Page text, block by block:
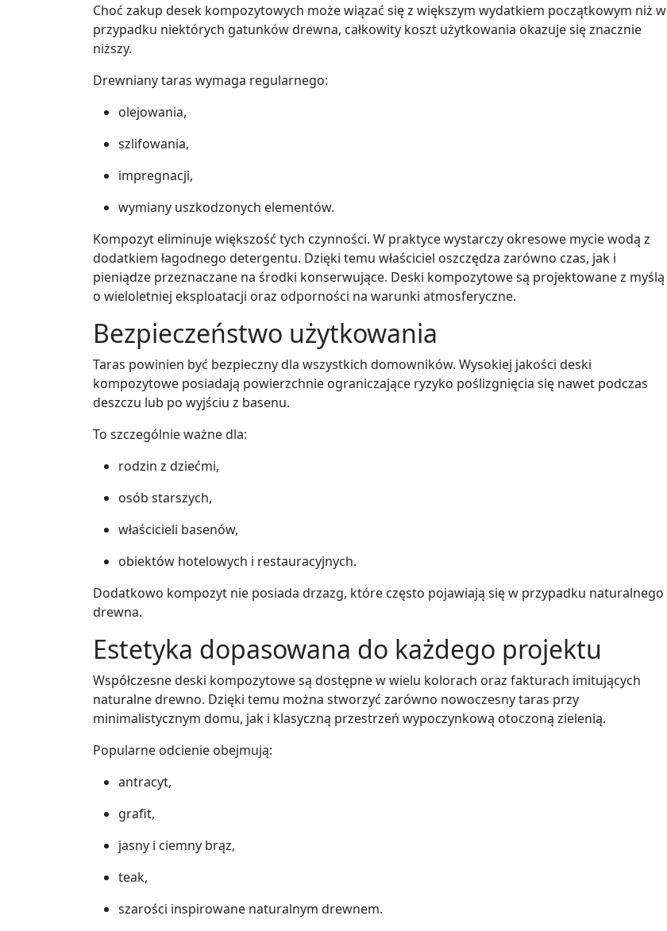
Choć zakup desek kompozytowych może wiązać się z większym wydatkiem początkowym niż w
przypadku niektórych gatunków drewna, całkowity koszt użytkowania okazuje się znacznie
niższy.
Drewniany taras wymaga regularnego:
olejowania,
szlifowania,
impregnacji,
wymiany uszkodzonych elementów.
Kompozyt eliminuje większość tych czynności. W praktyce wystarczy okresowe mycie wodą z
dodatkiem łagodnego detergentu. Dzięki temu właściciel oszczędza zarówno czas, jak i
pieniądze przeznaczane na środki konserwujące. Deski kompozytowe są projektowane z myślą
o wieloletniej eksploatacji oraz odporności na warunki atmosferyczne.
Bezpieczeństwo użytkowania
Taras powinien być bezpieczny dla wszystkich domowników. Wysokiej jakości deski
kompozytowe posiadają powierzchnie ograniczające ryzyko poślizgnięcia się nawet podczas
deszczu lub po wyjściu z basenu.
To szczególnie ważne dla:
rodzin z dziećmi,
osób starszych,
właścicieli basenów,
obiektów hotelowych i restauracyjnych.
Dodatkowo kompozyt nie posiada drzazg, które często pojawiają się w przypadku naturalnego
drewna.
Estetyka dopasowana do każdego projektu
Współczesne deski kompozytowe są dostępne w wielu kolorach oraz fakturach imitujących
naturalne drewno. Dzięki temu można stworzyć zarówno nowoczesny taras przy
minimalistycznym domu, jak i klasyczną przestrzeń wypoczynkową otoczoną zielenią.
Popularne odcienie obejmują:
antracyt,
grafit,
jasny i ciemny brąz,
teak,
szarości inspirowane naturalnym drewnem.